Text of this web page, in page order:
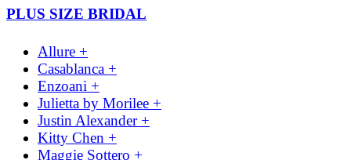
PLUS SIZE BRIDAL
Allure +
Casablanca +
Enzoani +
Julietta by Morilee +
Justin Alexander +
Kitty Chen +
Maggie Sottero +